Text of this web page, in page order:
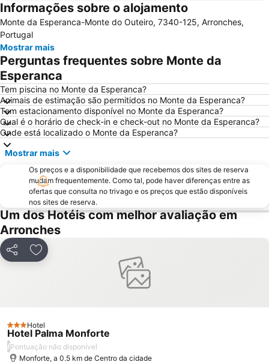
Gran Casino de Extremadura
Fortaleza de Juromenha
Centro Comercial Conquistadores
Ponte Romana da Portagem
Central de Camionagem de Estremoz
Forte de Santa Luzia
Igreja do Convento de Santo António
Piscinas Municipais de Elvas
Estátua de Don Pedro V
Igreja Matriz de Santo António das Areias
Casa Amarela
Estación de autobuses
Estação de Caminhos de Ferro de Castelo de Vide
Huerta Rosales
Garrison Border Town of Elvas
El Cristo
San Fernando
Casco Antiguo
Valencia de Alcántara
El Gurugú
Museo de la Ciudad - Luis de Morales
San Roque
Cerro de Reyes
Valdepasillas
Antonio Hernández Gil
Informações sobre o alojamento
Monte da Esperanca-Monte do Outeiro, 7340-125, Arronches,
Portugal
Mostrar mais
Perguntas frequentes sobre Monte da
Esperanca
Tem piscina no Monte da Esperanca?
Animais de estimação são permitidos no Monte da Esperanca?
Tem estacionamento disponível no Monte da Esperanca?
Qual é o horário de check-in e check-out no Monte da Esperanca?
Onde está localizado o Monte da Esperanca?
Mostrar mais
Os preços e a disponibilidade que recebemos dos sites de reserva
mudam frequentemente. Como tal, pode haver diferenças entre as
ofertas que consulta no trivago e os preços que estão disponíveis
nos sites de reserva.
Um dos Hotéis com melhor avaliação em
Arronches
PartilharAdicionar aos favoritos
3 Estrelas
Hotel
Hotel Palma Monforte
/Pontuação não disponível
Monforte, a 0.5 km de Centro da cidade